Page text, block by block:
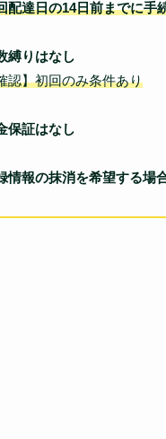
配達日の14日前までに手
縛りはなし
認】初回のみ条件あり
保証はなし
情報の抹消を希望する場